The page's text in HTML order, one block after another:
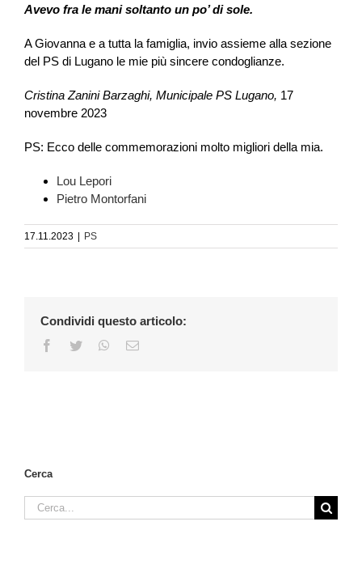
Avevo fra le mani soltanto un po’ di sole.
A Giovanna e a tutta la famiglia, invio assieme alla sezione
del PS di Lugano le mie più sincere condoglianze.
Cristina Zanini Barzaghi, Municipale PS Lugano, 17
novembre 2023
PS: Ecco delle commemorazioni molto migliori della mia.
Lou Lepori
Pietro Montorfani
17.11.2023 PS
Condividi questo articolo:
Facebook
Twitter WhatsApp
Email
Cerca
Cerca
per: